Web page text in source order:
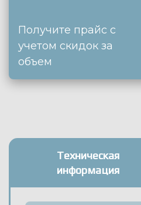
Получите прайс с
учетом скидок за
объем
Техническая
информация